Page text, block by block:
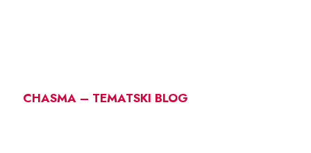
CHASMA – TEMATSKI BLOG